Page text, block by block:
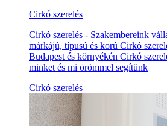
Cirkó szerelés
Cirkó szerelés - Szakembereink
márkájú, típusú és korú Cirkó
Budapest és környékén Cirkó
minket és mi örömmel segítünk
Cirkó szerelés